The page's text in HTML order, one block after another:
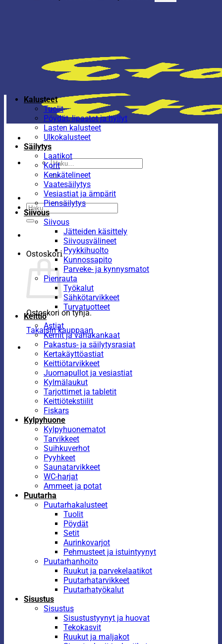
Etsi:
Etsi:
Ostoskori
Ostoskori on tyhjä.
Takaisin kauppaan
Kalusteet
Tuolit
Pöydät, lipastot ja hyllyt
Lasten kalusteet
Ulkokalusteet
Säilytys
Laatikot
Korit
Kenkätelineet
Vaatesäilytys
Vesiastiat ja ämpärit
Piensäilytys
Siivous
Siivous
Jätteiden käsittely
Siivousvälineet
Pyykkihuolto
Kunnossapito
Parveke- ja kynnysmatot
Pienrauta
Työkalut
Sähkötarvikkeet
Turvatuotteet
Keittiö
Astiat
Kernit ja vahakankaat
Pakastus- ja säilytysrasiat
Kertakäyttöastiat
Keittiötarvikkeet
Juomapullot ja vesiastiat
Kylmälaukut
Tarjottimet ja tabletit
Keittiötekstiilit
Fiskars
Kylpyhuone
Kylpyhuonematot
Tarvikkeet
Suihkuverhot
Pyyhkeet
Saunatarvikkeet
WC-harjat
Ammeet ja potat
Puutarha
Puutarhakalusteet
Tuolit
Pöydät
Setit
Aurinkovarjot
Pehmusteet ja istuintyynyt
Puutarhanhoito
Ruukut ja parvekelaatikot
Puutarhatarvikkeet
Puutarhatyökalut
Sisustus
Sisustus
Sisustustyynyt ja huovat
Tekokasvit
Ruukut ja maljakot